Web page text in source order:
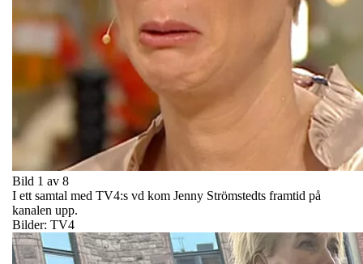
Bild 1 av 8
I ett samtal med TV4:s vd kom Jenny Strömstedts framtid på
kanalen upp.
Bilder: TV4